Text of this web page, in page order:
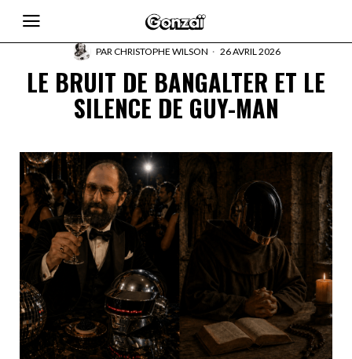
PARCHRISTOPHE WILSON 26 AVRIL 2026
LE BRUIT DE BANGALTER ET LE
SILENCE DE GUY-MAN